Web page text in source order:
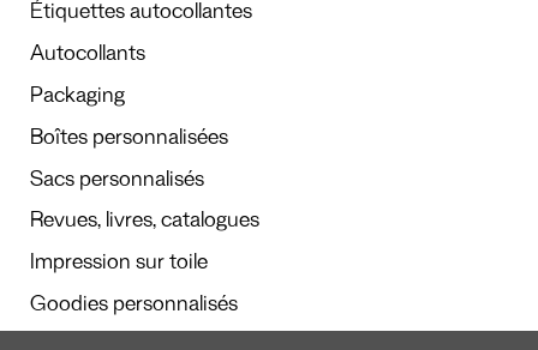
Étiquettes autocollantes
Autocollants
Packaging
Boîtes personnalisées
Sacs personnalisés
Revues, livres, catalogues
Impression sur toile
Goodies personnalisés